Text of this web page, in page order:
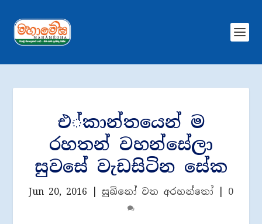
එ්කාන්තයෙන් ම
රහතන් වහන්සේලා
සුවසේ වැඩසිටින සේක
Jun 20, 2016 සුඛිනෝ වත අරහන්තෝ 0